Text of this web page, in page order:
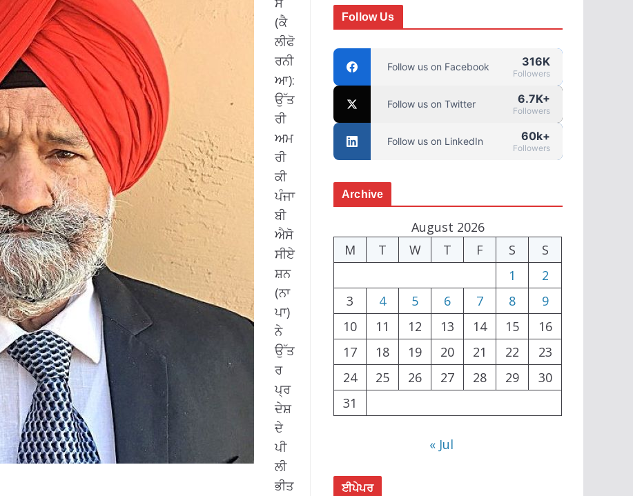
(ਕੈ
ਲੀਫੋ
ਰਨੀ
ਆ):
ਉੱਤ
ਰੀ
ਅਮ
ਰੀ
ਕੀ
ਪੰਜਾ
ਬੀ
ਐਸੋ
ਸੀਏ
ਸ਼ਨ
(ਨਾ
ਪਾ)
ਨੇ
ਉੱਤ
ਰ
ਪ੍ਰ
ਦੇਸ਼
ਦੇ
ਪੀ
ਲੀ
ਭੀਤ
Follow Us
Follow us on Facebook 316K
Followers
Follow us on Twitter 6.7K+
Followers
Follow us on LinkedIn 60k+
Followers
Archive
August 2026
M
T W T F S
S
1
2
3
4 5 6 7 8
9
10
11 12 13 14 15
16
17
18 19 20 21 22
23
24
25 26 27 28 29
30
31
« Jul
ਈਪੇਪਰ